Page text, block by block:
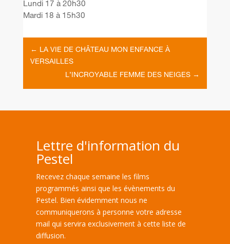
Lundi 17 à 20h30
Mardi 18 à 15h30
← LA VIE DE CHÂTEAU MON ENFANCE À
VERSAILLES
L’INCROYABLE FEMME DES NEIGES →
Lettre d'information du
Pestel
Recevez chaque semaine les films
programmés ainsi que les évènements du
Pestel. Bien évidemment nous ne
communiquerons à personne votre adresse
mail qui servira exclusivement à cette liste de
diffusion.